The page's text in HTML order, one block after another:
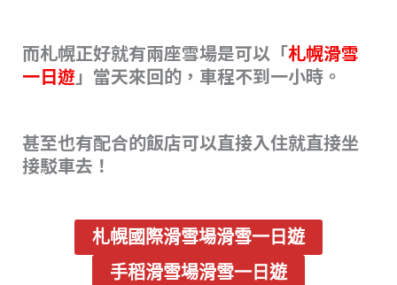
而札幌正好就有兩座雪場是可以「札幌滑雪
一日遊」當天來回的，車程不到一小時。
甚至也有配合的飯店可以直接入住就直接坐
接駁車去！
札幌國際滑雪場滑雪一日遊
手稻滑雪場滑雪一日遊